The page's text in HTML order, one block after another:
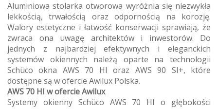
Aluminiowa stolarka otworowa wyróżnia się niezwykła
lekkością, trwałością oraz odpornością na korozję.
Walory estetyczne i łatwość konserwacji sprawiają, że
zwraca ona uwagę architektów i inwestorów. Do
jednych z najbardziej efektywnych i eleganckich
systemów okiennych należą oparte na technologii
Schüco okna AWS 70 HI oraz AWS 90 SI+, które
dostępne są w ofercie Awilux Polska.
AWS 70 HI w ofercie Awilux
Systemy okienny Schüco AWS 70 HI o głębokości